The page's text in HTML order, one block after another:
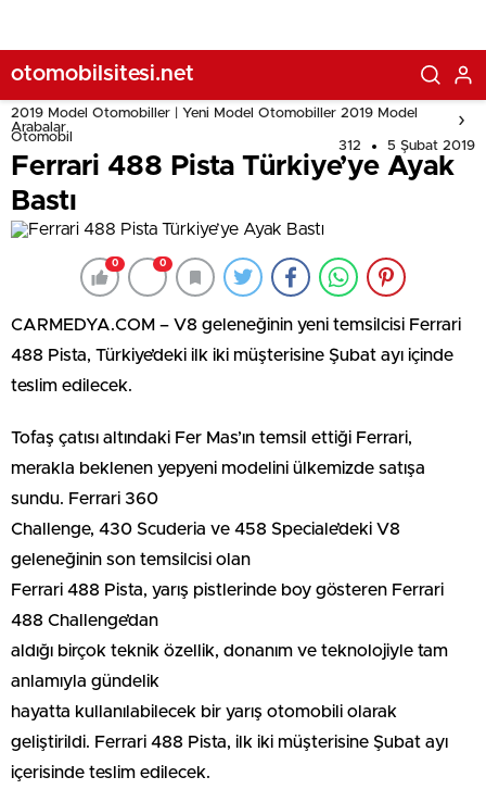
otomobilsitesi.net
2019 Model Otomobiller | Yeni Model Otomobiller 2019 Model
Arabalar
Otomobil
312 5 Şubat 2019
Ferrari 488 Pista Türkiye’ye Ayak
Bastı
0 0
CARMEDYA.COM – V8 geleneğinin yeni temsilcisi Ferrari
488 Pista, Türkiye’deki ilk iki müşterisine Şubat ayı içinde
teslim edilecek.
Tofaş çatısı altındaki Fer Mas’ın temsil ettiği Ferrari,
merakla beklenen yepyeni modelini ülkemizde satışa
sundu. Ferrari 360
Challenge, 430 Scuderia ve 458 Speciale’deki V8
geleneğinin son temsilcisi olan
Ferrari 488 Pista, yarış pistlerinde boy gösteren Ferrari
488 Challenge’dan
aldığı birçok teknik özellik, donanım ve teknolojiyle tam
anlamıyla gündelik
hayatta kullanılabilecek bir yarış otomobili olarak
geliştirildi. Ferrari 488 Pista, ilk iki müşterisine Şubat ayı
içerisinde teslim edilecek.